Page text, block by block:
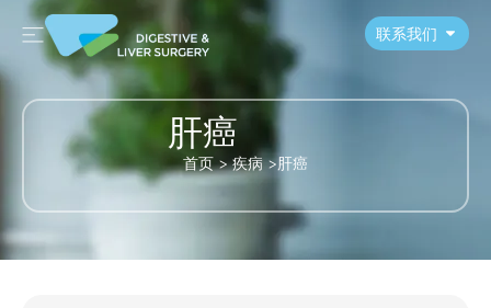
联系我们
肝癌
首页>疾病>肝癌